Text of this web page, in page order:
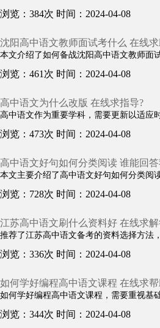
浏览：384次 时间：2024-04-08
沈阳高中语文教师面试考什么 在线求
本文介绍了如何备战沈阳高中语文教师面
浏览：461次 时间：2024-04-08
高中语文为什么改版 在线求指导?
高中语文作为重要学科，需要更新以适应
浏览：473次 时间：2024-04-08
高中语文好句如何分类阅读 谁能回答
本文主要介绍了高中语文好句如何分类阅
浏览：728次 时间：2024-04-08
江苏高中语文刷什么资料好 在线求解
推荐了江苏高中语文备考的资料选择方法
浏览：336次 时间：2024-04-08
如何学好编程高中语文课程 在线求帮
如何学好编程高中语文课程，需要重视基
浏览：344次 时间：2024-04-08